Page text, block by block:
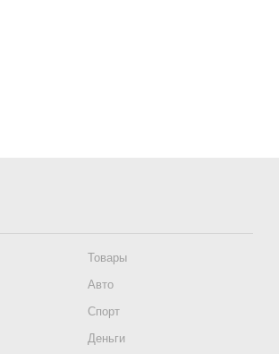
Товары
Авто
Спорт
Деньги